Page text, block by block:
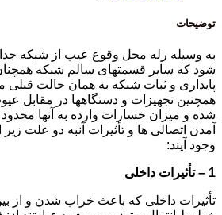
توضیحات
به وسیله رله محل وقوع عیب از شبکه
شود که سایر قسمتهای سالم شبکه همچنان
پایداری و ثبات شبکه به همان حالت قبلی
همچنین تجهیزات و دستگاهها در مقابل
شده و میزان خسارات وارده به آنها
آمدن اتصالی ها و تأثیرات آنبه دو علت زیر
وجود آیند:
1 – تأثیرات داخلی
تأثیرات داخلی که باعث خراب شدن و از